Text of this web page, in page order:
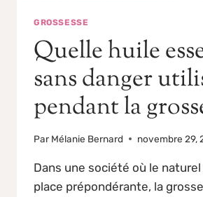
GROSSESSE
Quelle huile
sans danger
pendant la
Par Mélanie Bernard novembre 29,
Dans une société où le
place prépondérante, la